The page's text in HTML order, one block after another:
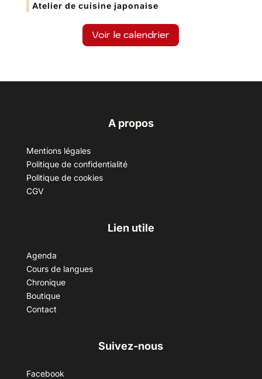
Atelier de cuisine japonaise
Voir le calendrier
A propos
Mentions légales
Politique de confidentialité
Politique de cookies
CGV
Lien utile
Agenda
Cours de langues
Chronique
Boutique
Contact
Suivez-nous
Facebook